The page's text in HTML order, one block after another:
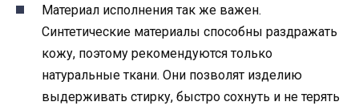
Материал исполнения так же важен.
Синтетические материалы способны раздражать
кожу, поэтому рекомендуются только
натуральные ткани. Они позволят изделию
выдерживать стирку, быстро сохнуть и не терять